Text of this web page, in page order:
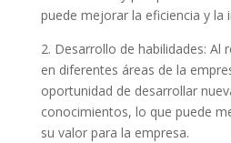
puede mejorar la eficiencia y la
2. Desarrollo de habilidades: Al
en diferentes áreas de la
oportunidad de desarrollar
conocimientos, lo que puede
su valor para la empresa.